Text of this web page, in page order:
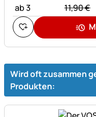
ab 3
statt:
11,90€
Wird oft zusammen
Produkten: